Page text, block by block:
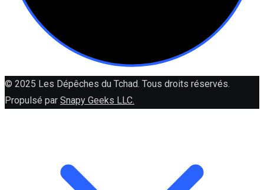
© 2025 Les Dépêches du Tchad. Tous droits réservés.
Propulsé par Snapy Geeks LLC.